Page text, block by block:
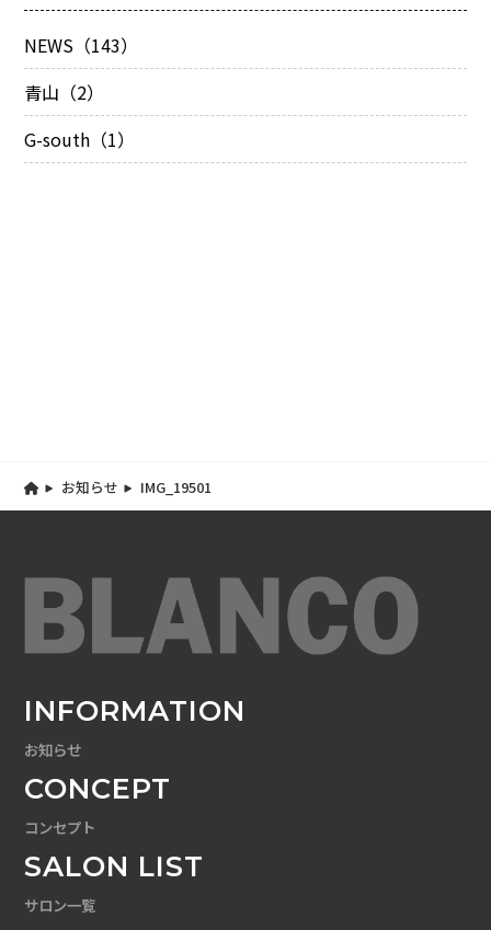
NEWS（143）
青山（2）
G-south（1）
お知らせ IMG_19501
INFORMATION
お知らせ
CONCEPT
コンセプト
SALON LIST
サロン一覧